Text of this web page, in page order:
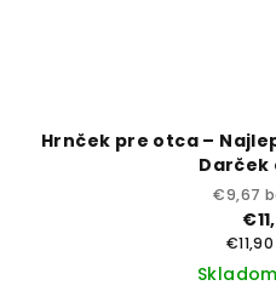
Hrnček pre otca –
Darček
€9,67
cena:
Skladom